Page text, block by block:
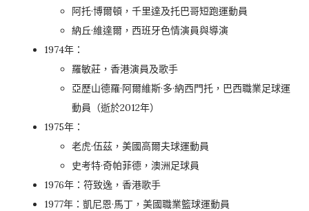
阿托·博爾頓，千里達及托巴哥短跑運動員
納丘·維達爾，西班牙色情演員與導演
1974年：
羅敏莊，香港演員及歌手
亞歷山德羅·阿爾維斯·多·納西門托，巴西職業足球運
動員（逝於2012年）
1975年：
老虎·伍茲，美國高爾夫球運動員
史考特·奇帕菲德，澳洲足球員
1976年：符致逸，香港歌手
1977年：凱尼恩·馬丁，美國職業籃球運動員